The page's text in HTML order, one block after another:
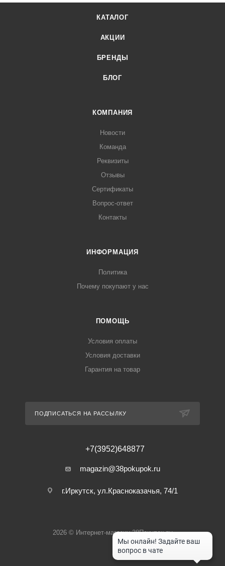
КАТАЛОГ
АКЦИИ
БРЕНДЫ
БЛОГ
КОМПАНИЯ
Новости
Команда
Реквизиты
Отзывы
Сертификаты
Вопрос-ответ
Контакты
ИНФОРМАЦИЯ
Политика
Почему покупают у нас
ПОМОЩЬ
Условия оплаты
Условия доставки
Гарантия на товар
ПОДПИСАТЬСЯ НА РАССЫЛКУ
+7(3952)648877
magazin@38pokupok.ru
г.Иркутск, ул.Красноказачья, 74/1
2026 © Интернет-магазин 38Покупок.ру